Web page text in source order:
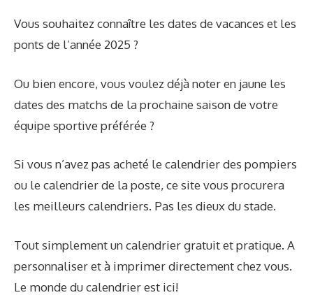
Vous souhaitez connaître les dates de vacances et les
ponts de l’année 2025 ?
Ou bien encore, vous voulez déjà noter en jaune les
dates des matchs de la prochaine saison de votre
équipe sportive préférée ?
Si vous n’avez pas acheté le calendrier des pompiers
ou le calendrier de la poste, ce site vous procurera
les meilleurs calendriers. Pas les dieux du stade.
Tout simplement un calendrier gratuit et pratique. A
personnaliser et à imprimer directement chez vous.
Le monde du calendrier est ici!